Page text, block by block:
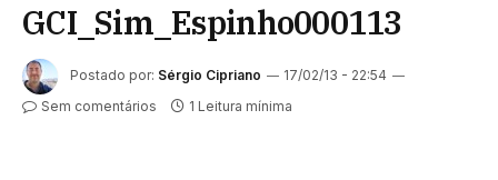
GCI_Sim_Espinho000113
Postado por: Sérgio Cipriano
17/02/13 - 22:54
Sem comentários
1 Leitura mínima